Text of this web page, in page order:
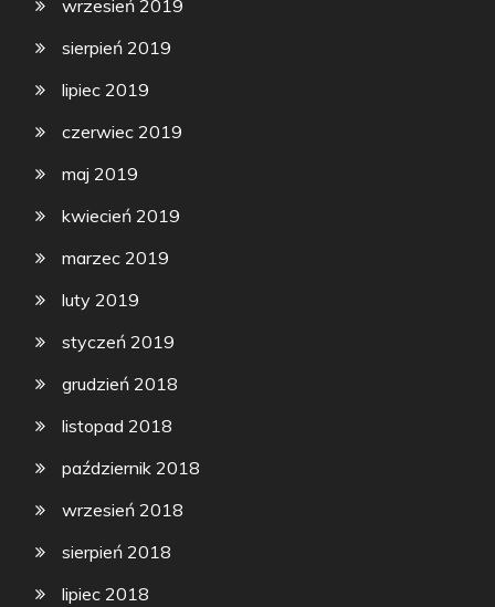
wrzesień 2019
sierpień 2019
lipiec 2019
czerwiec 2019
maj 2019
kwiecień 2019
marzec 2019
luty 2019
styczeń 2019
grudzień 2018
listopad 2018
październik 2018
wrzesień 2018
sierpień 2018
lipiec 2018